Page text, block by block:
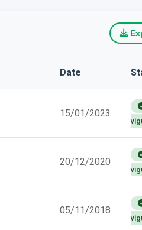
Date
15/01/2023
20/12/2020
05/11/2018